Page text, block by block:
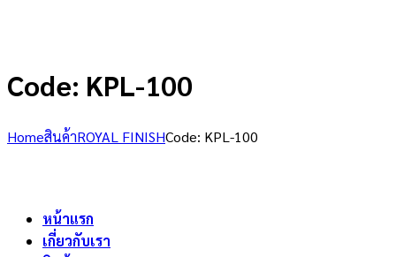
Code: KPL-100
Homeสินค้าROYAL FINISHCode: KPL-100
หน้าแรก
เกี่ยวกับเรา